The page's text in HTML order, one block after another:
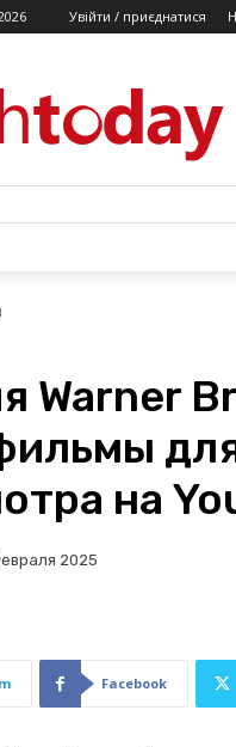
Увійти / приєднатися
Warner
на
2025
Facebook